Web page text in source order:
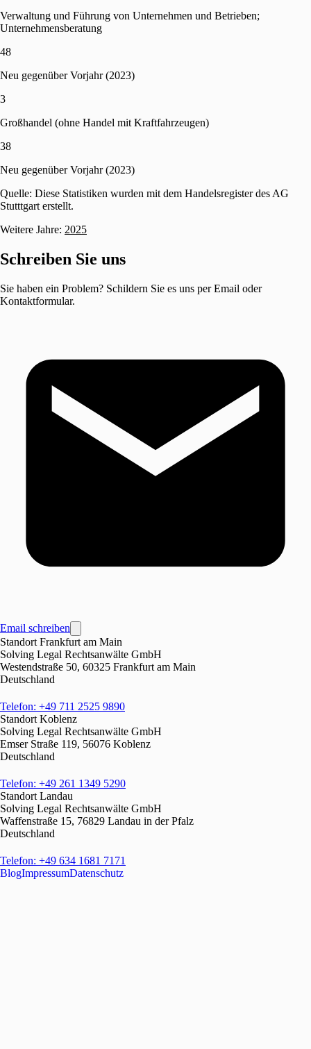
Verwaltung und Führung von Unternehmen und Betrieben;
Unternehmensberatung
48
Neu gegenüber Vorjahr (2023)
3
Großhandel (ohne Handel mit Kraftfahrzeugen)
38
Neu gegenüber Vorjahr (2023)
Quelle: Diese Statistiken wurden mit dem Handelsregister des AG
Stutttgart erstellt.
Weitere Jahre: 2025
Schreiben Sie uns
Sie haben ein Problem? Schildern Sie es uns per Email oder
Kontaktformular.
Email schreiben
Standort Frankfurt am Main
Solving Legal Rechtsanwälte GmbH
Westendstraße 50, 60325 Frankfurt am Main
Deutschland
Telefon: +49 711 2525 9890
Standort Koblenz
Solving Legal Rechtsanwälte GmbH
Emser Straße 119, 56076 Koblenz
Deutschland
Telefon: +49 261 1349 5290
Standort Landau
Solving Legal Rechtsanwälte GmbH
Waffenstraße 15, 76829 Landau in der Pfalz
Deutschland
Telefon: +49 634 1681 7171
BlogImpressumDatenschutz